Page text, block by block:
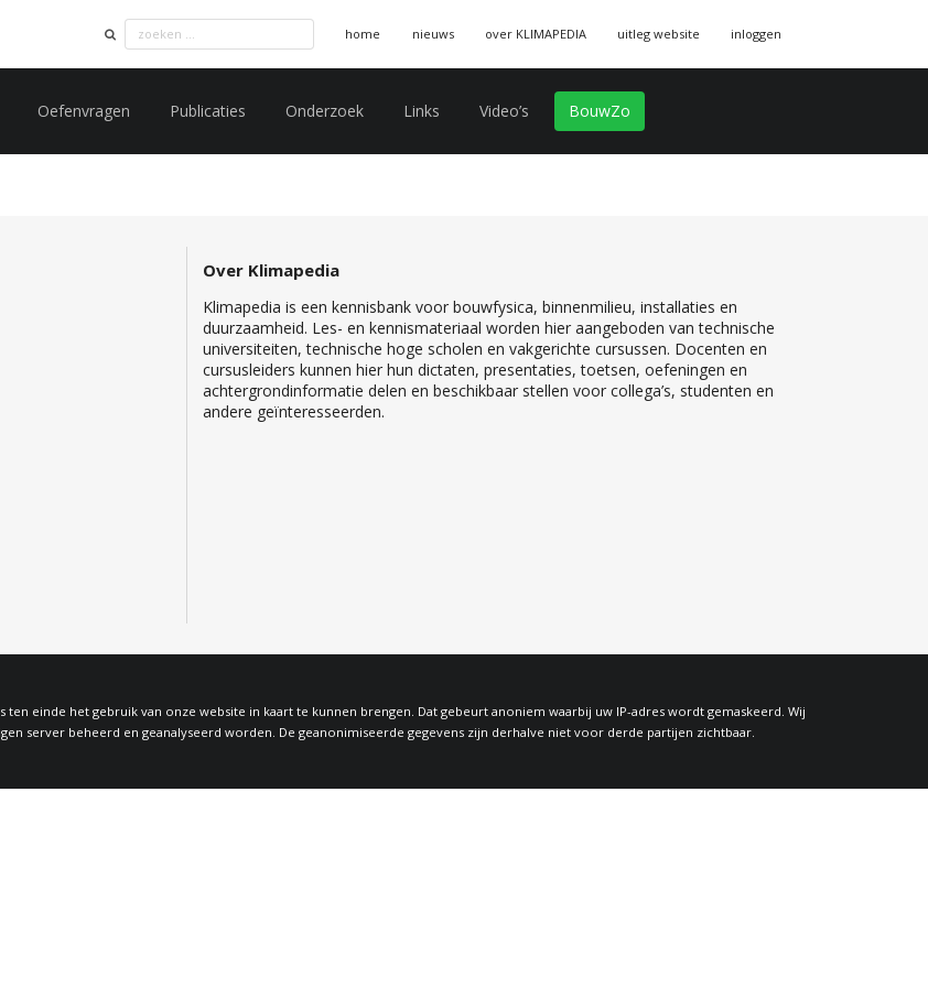
home nieuws over KLIMAPEDIA uitleg website inloggen
Oefenvragen Publicaties Onderzoek Links Video’s BouwZo
Over Klimapedia
Klimapedia is een kennisbank voor bouwfysica, binnenmilieu, installaties en
duurzaamheid. Les- en kennismateriaal worden hier aangeboden van technische
universiteiten, technische hoge scholen en vakgerichte cursussen. Docenten en
cursusleiders kunnen hier hun dictaten, presentaties, toetsen, oefeningen en
achtergrondinformatie delen en beschikbaar stellen voor collega’s, studenten en
andere geïnteresseerden.
einde het gebruik van onze website in kaart te kunnen brengen. Dat gebeurt anoniem waarbij uw IP-adres wordt gemaskeerd. Wij
server beheerd en geanalyseerd worden. De geanonimiseerde gegevens zijn derhalve niet voor derde partijen zichtbaar.